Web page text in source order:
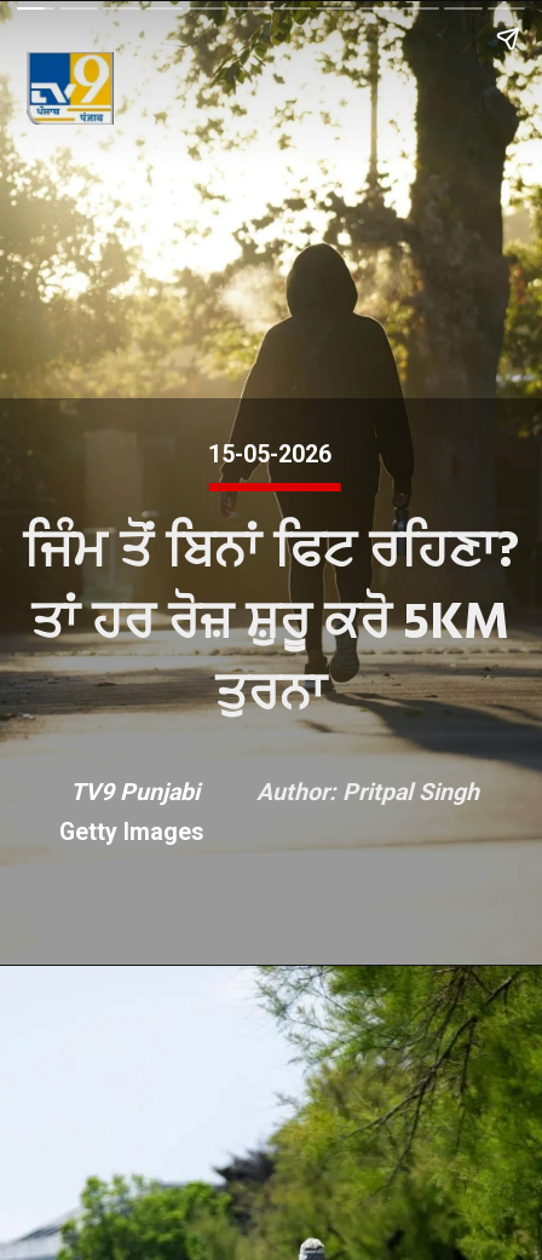
TV9 Punjabi
ਜਿੰਮ ਤੋਂ ਬਿਨਾਂ ਫਿਟ ਰਹਿਣਾ?
ਤਾਂ ਹਰ ਰੋਜ਼ ਸ਼ੁਰੂ ਕਰੋ 5KM
ਤੁਰਨਾ
Author: Pritpal Singh
15-05-2026
Getty Images